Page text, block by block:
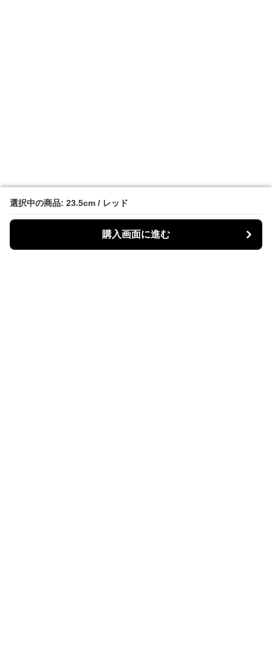
選択中の商品: 23.5cm / レッド
購入画面に進む
選択中の商品: 23.5cm / レッド
購入画面に進む